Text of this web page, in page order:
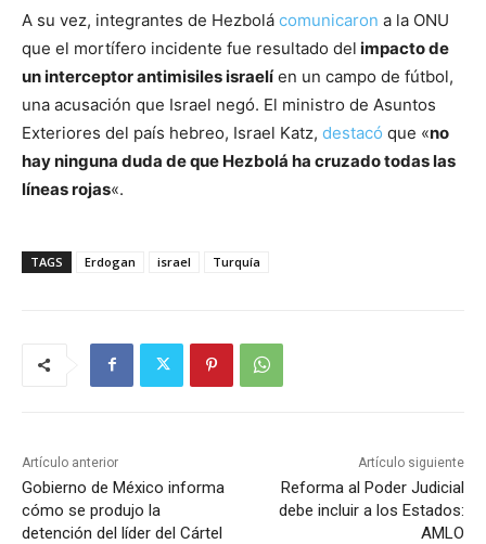
A su vez, integrantes de Hezbolá comunicaron a la ONU
que el mortífero incidente fue resultado del impacto de
un interceptor antimisiles israelíen un campo de fútbol,
una acusación que Israel negó. El ministro de Asuntos
Exteriores del país hebreo, Israel Katz, destacó que «no
hay ninguna duda de que Hezbolá ha cruzado todas las
líneas rojas«.
TAGS Erdogan israel Turquía
Artículo anterior
Gobierno de México informa
cómo se produjo la
detención del líder del Cártel
Artículo siguiente
Reforma al Poder Judicial
debe incluir a los Estados:
AMLO